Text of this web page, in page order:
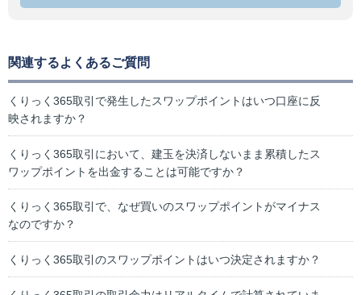
関連するよくあるご質問
くりっく365取引で発生したスワップポイントはいつ口座に反
映されますか？
くりっく365取引において、建玉を決済しないまま累積したス
ワップポイントを出金することは可能ですか？
くりっく365取引で、なぜ買いのスワップポイントがマイナス
なのですか？
くりっく365取引のスワップポイントはいつ決定されますか？